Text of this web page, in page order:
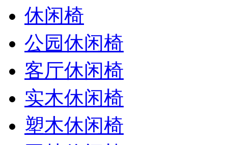
休闲椅
公园休闲椅
客厅休闲椅
实木休闲椅
塑木休闲椅